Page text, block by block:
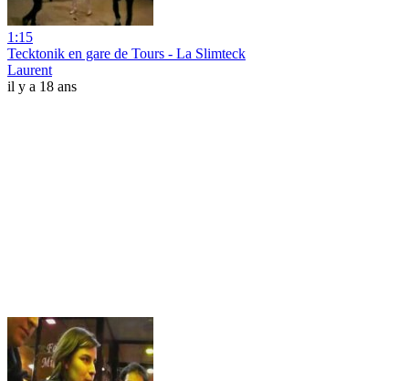
1:15
Tecktonik en gare de Tours - La Slimteck
Laurent
il y a 18 ans